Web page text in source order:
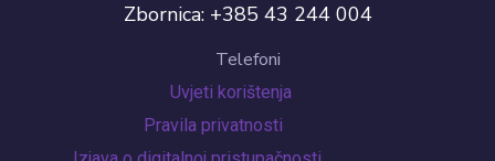
Zbornica: +385 43 244 004
Telefoni
Uvjeti korištenja
Pravila privatnosti